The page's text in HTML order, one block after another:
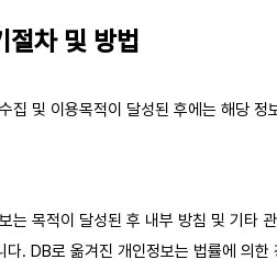
절차 및 방법
집 및 이용목적이 달성된 후에는 해당
는 목적이 달성된 후 내부 방침 및 기타
. DB로 옮겨진 개인정보는 법률에 의